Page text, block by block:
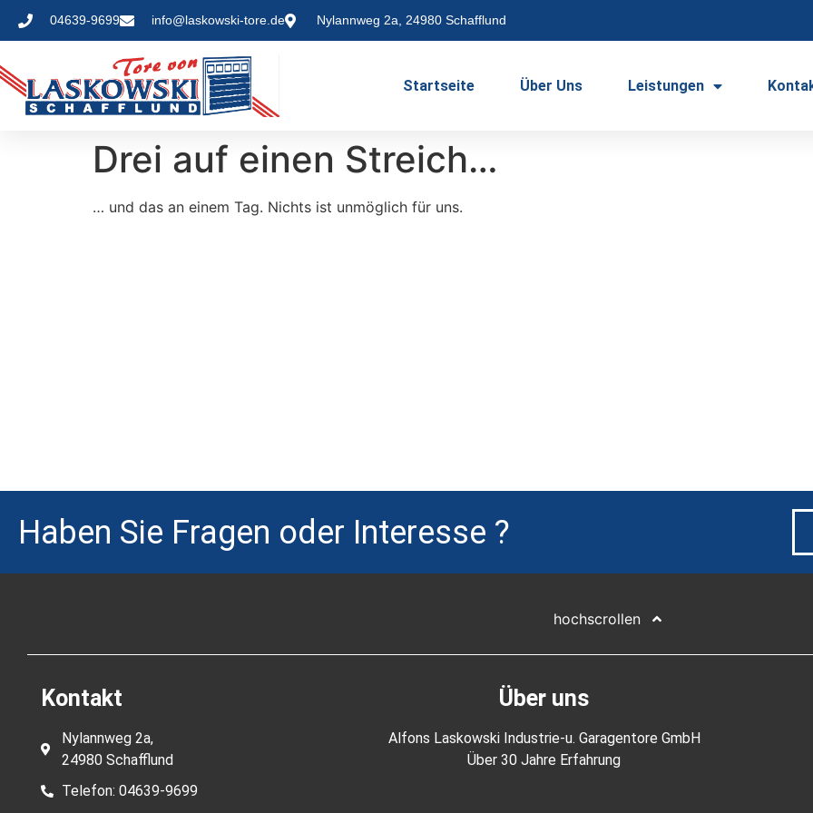
04639-9699 info@laskowski-tore.de Nylannweg 2a, 24980 Schafflund
Startseite Über Uns Leistungen
Drei auf einen Streich…
… und das an einem Tag. Nichts ist unmöglich für uns.
Haben Sie Fragen oder Interesse ?
hochscrollen
Kontakt
Nylannweg 2a,
24980 Schafflund
Telefon: 04639-9699
Über uns
Alfons Laskowski Industrie-u. Garagentore GmbH
Über 30 Jahre Erfahrung